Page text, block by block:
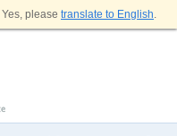
Yes, please translate to English.